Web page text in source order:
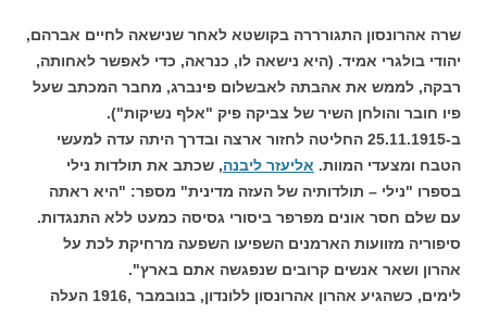
שרה אהרונסון התגורררה בקושטא לאחר שנישאה לחיים אברהם,
יהודי בולגרי אמיד. (היא נישאה לו, כנראה, כדי לאפשר לאחותה,
רבקה, לממש את אהבתה לאבשלום פינברג, מחבר המכתב שעל
פיו חובר והולחן השיר של צביקה פיק "אלף נשיקות").
ב-25.11.1915 החליטה לחזור ארצה ובדרך היתה עדה למעשי
הטבח ומצעדי המוות. אליעזר ליבנה, שכתב את תולדות נילי
בספרו "נילי – תולדותיה של העזה מדינית" מספר: "היא ראתה
עם שלם חסר אונים מפרפר ביסורי גסיסה כמעט ללא התנגדות.
סיפוריה מזוועות הארמנים השפיעו השפעה מרחיקת לכת על
אהרון ושאר אנשים קרובים שנפגשה אתם בארץ".
לימים, כשהגיע אהרון אהרונסון ללונדון, בנובמבר ,1916 העלה